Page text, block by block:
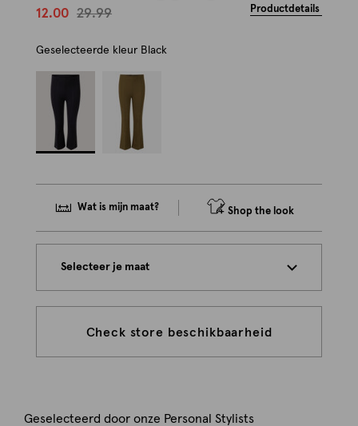
12.00 29.99 Productdetails
Geselecteerde kleur Black
Wat is mijn maat? Shop the look
Selecteer je maat
Check store beschikbaarheid
Geselecteerd door onze Personal Stylists